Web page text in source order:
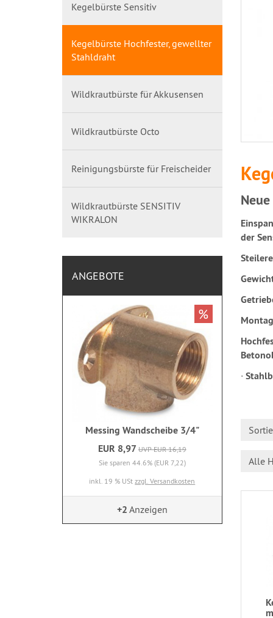
der
∙
Alle
Kegelbürste Sensitiv
Kegelbürste Hochfester, gewellter
Stahldraht
Wildkrautbürste für Akkusensen
Wildkrautbürste Octo
Reinigungsbürste für Freischeider
Wildkrautbürste SENSITIV
WIKRALON
ANGEBOTE
Messing Wandscheibe 3/4"
EUR 8,97 UVP EUR 16,19
Sie sparen 44.6% (EUR 7,22)
inkl. 19 % UStzzgl. Versandkosten
%
+2 Anzeigen